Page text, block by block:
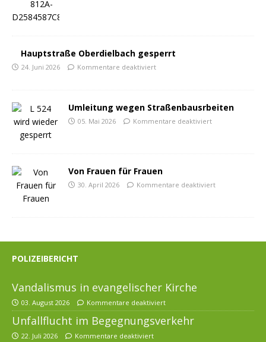
Hauptstraße Oberdielbach gesperrt
24. Juni 2026 Kommentare deaktiviert
Umleitung wegen Straßenbausrbeiten
05. Mai 2026 Kommentare deaktiviert
Von Frauen für Frauen
30. April 2026 Kommentare deaktiviert
POLIZEIBERICHT
Vandalismus in evangelischer Kirche
03. August 2026 Kommentare deaktiviert
Unfallflucht im Begegnungsverkehr
22. Juli 2026 Kommentare deaktiviert